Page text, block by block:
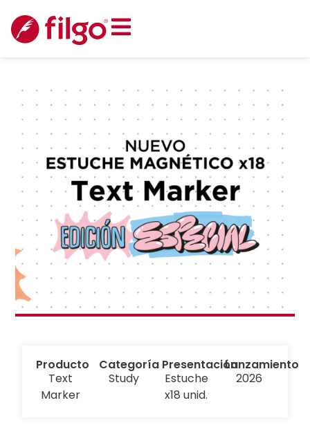
Producto
Text
Marker
Categoría
Study
Presentación
Estuche
x18 unid.
Lanzamiento
2026